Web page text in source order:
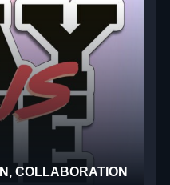
COLLABORATION